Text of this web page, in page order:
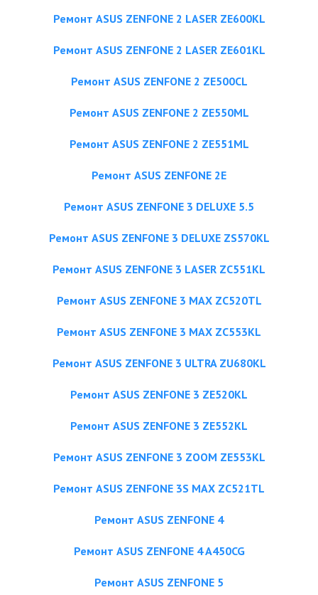
Ремонт ASUS ZENFONE 2 LASER ZE600KL
Ремонт ASUS ZENFONE 2 LASER ZE601KL
Ремонт ASUS ZENFONE 2 ZE500CL
Ремонт ASUS ZENFONE 2 ZE550ML
Ремонт ASUS ZENFONE 2 ZE551ML
Ремонт ASUS ZENFONE 2E
Ремонт ASUS ZENFONE 3 DELUXE 5.5
Ремонт ASUS ZENFONE 3 DELUXE ZS570KL
Ремонт ASUS ZENFONE 3 LASER ZC551KL
Ремонт ASUS ZENFONE 3 MAX ZC520TL
Ремонт ASUS ZENFONE 3 MAX ZC553KL
Ремонт ASUS ZENFONE 3 ULTRA ZU680KL
Ремонт ASUS ZENFONE 3 ZE520KL
Ремонт ASUS ZENFONE 3 ZE552KL
Ремонт ASUS ZENFONE 3 ZOOM ZE553KL
Ремонт ASUS ZENFONE 3S MAX ZC521TL
Ремонт ASUS ZENFONE 4
Ремонт ASUS ZENFONE 4 A450CG
Ремонт ASUS ZENFONE 5